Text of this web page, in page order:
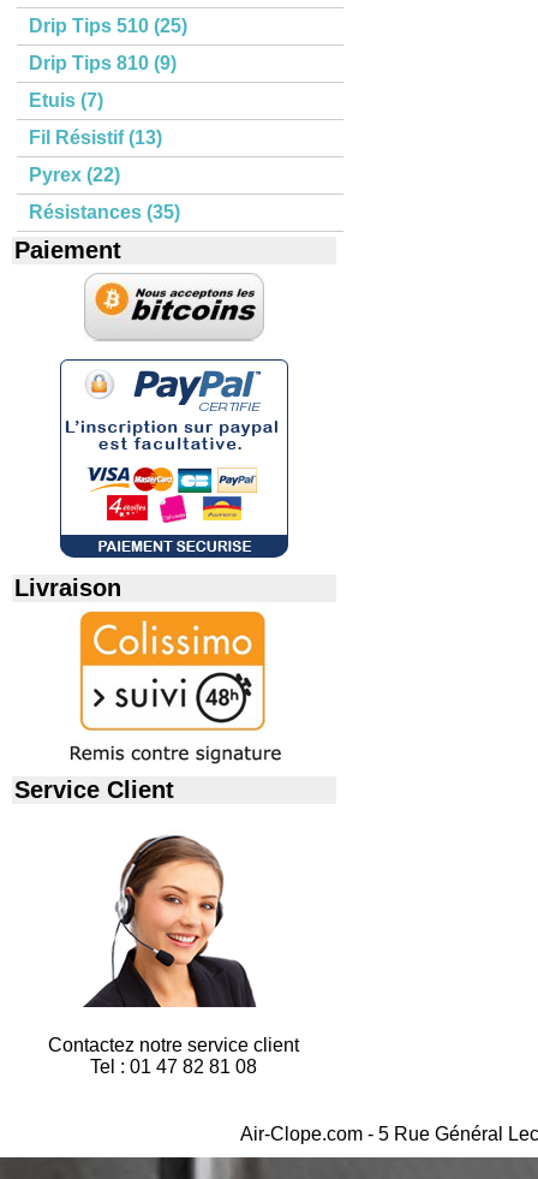
Drip Tips 510 (25)
Drip Tips 810 (9)
Etuis (7)
Fil Résistif (13)
Pyrex (22)
Résistances (35)
Paiement
Livraison
Service Client
Contactez notre service client
Tel : 01 47 82 81 08
Air-Clope.com - 5 Rue Général